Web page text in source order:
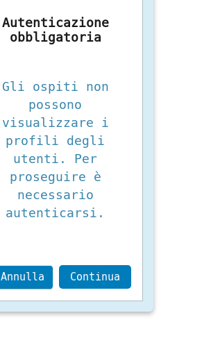
Autenticazione
obbligatoria
Gli ospiti non
possono
visualizzare i
profili degli
utenti. Per
proseguire è
necessario
autenticarsi.
Annulla Continua